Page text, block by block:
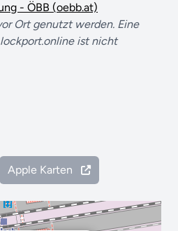
- ÖBB (oebb.at)
Ort genutzt werden. Eine
ist nicht
Apple Karten